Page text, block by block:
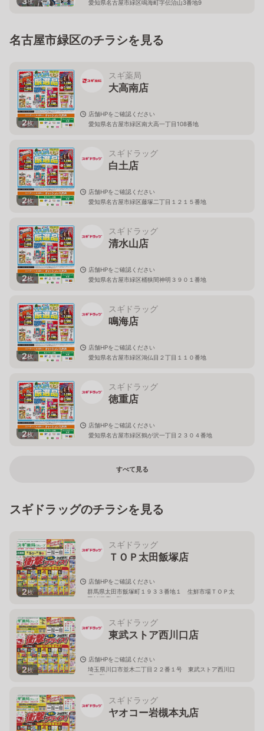
愛知県名古屋市緑区鳴海町字伝治山3番地9
名古屋市緑区のチラシを見る
2枚
スギ薬局
大高南店
店舗HPをご確認ください
愛知県名古屋市緑区南大高一丁目108番地
2枚
スギドラッグ
白土店
店舗HPをご確認ください
愛知県名古屋市緑区藤塚二丁目１２１５番地
2枚
スギドラッグ
清水山店
店舗HPをご確認ください
愛知県名古屋市緑区桶狭間神明３９０１番地
2枚
スギドラッグ
鳴海店
店舗HPをご確認ください
愛知県名古屋市緑区鴻仏目２丁目１１０番地
2枚
スギドラッグ
徳重店
店舗HPをご確認ください
愛知県名古屋市緑区鶴が沢一丁目２３０４番地
すべて見る
スギドラッグのチラシを見る
2枚
スギドラッグ
ＴＯＰ太田飯塚店
店舗HPをご確認ください
群馬県太田市飯塚町１９３３番地１ 生鮮市場ＴＯＰ太
田飯塚店１階
2枚
スギドラッグ
東武ストア西川口店
店舗HPをご確認ください
埼玉県川口市並木二丁目２２番１号 東武ストア西川口
店２階
スギドラッグ
ヤオコー岩槻本丸店